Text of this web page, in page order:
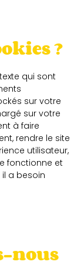
?
qui sont
sur votre
sur votre
à faire
rendre le site
utilisateur,
fonctionne et
a besoin
nous